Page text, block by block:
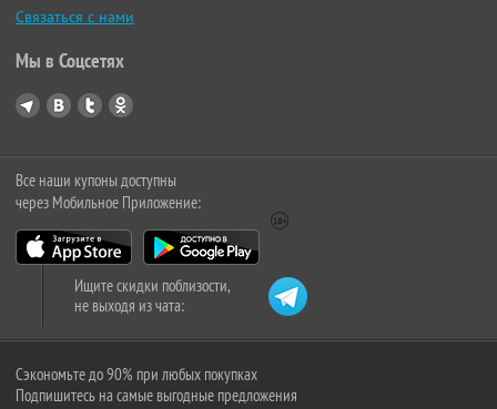
Связаться с нами
Мы в Соцсетях
Все наши купоны доступны
через Мобильное Приложение:
Ищите скидки поблизости,
не выходя из чата:
Сэкономьте до 90% при любых покупках
Подпишитесь на самые выгодные предложения